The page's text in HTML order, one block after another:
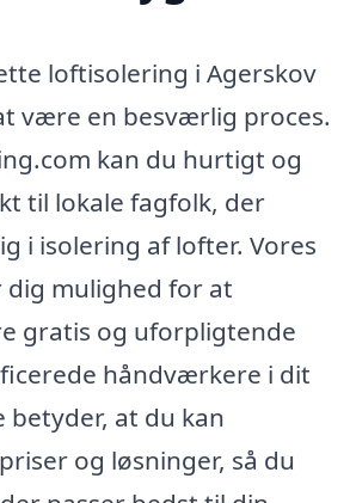
loftisolering i Agerskov
være en besværlig proces.
kan du hurtigt og
til lokale fagfolk, der
i isolering af lofter. Vores
mulighed for at
gratis og uforpligtende
håndværkere i dit
betyder, at du kan
og løsninger, så du